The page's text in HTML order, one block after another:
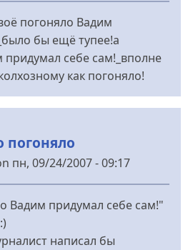
погоняло Вадим
бы ещё тупее!а
придумал себе сам!_вполне
как погоняло!
погоняло
пн, 09/24/2007 - 09:17
Вадим придумал себе сам!"
написал бы